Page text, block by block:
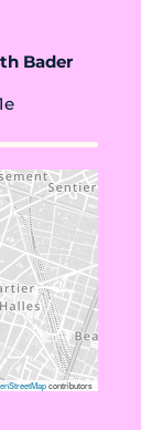
Bader
contributors